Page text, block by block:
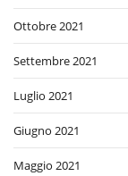
Ottobre 2021
Settembre 2021
Luglio 2021
Giugno 2021
Maggio 2021